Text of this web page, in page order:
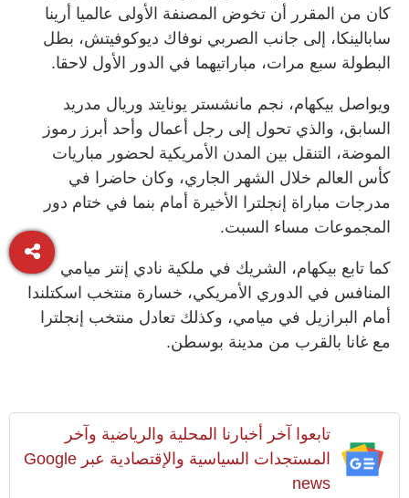
كان من المقرر أن تخوض المصنفة الأولى عالميا أرينا
سابالينكا، إلى جانب الصربي نوفاك ديوكوفيتش، بطل
البطولة سبع مرات، مباراتيهما في الدور الأول لاحقا.
ويواصل بيكهام، نجم مانشستر يونايتد وريال مدريد
السابق، والذي تحول إلى رجل أعمال وأحد أبرز رموز
الموضة، التنقل بين المدن الأمريكية لحضور مباريات
كأس العالم خلال الشهر الجاري، وكان حاضرا في
مدرجات مباراة إنجلترا الأخيرة أمام بنما في ختام دور
المجموعات مساء السبت.
كما تابع بيكهام، الشريك في ملكية نادي إنتر ميامي
المنافس في الدوري الأمريكي، خسارة منتخب اسكتلندا
أمام البرازيل في ميامي، وكذلك تعادل منتخب إنجلترا
مع غانا بالقرب من مدينة بوسطن.
تابعوا آخر أخبارنا المحلية والرياضية وآخر
المستجدات السياسية والإقتصادية عبر Google
news